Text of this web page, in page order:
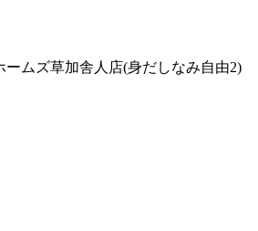
ームズ草加舎人店(身だしなみ自由2)